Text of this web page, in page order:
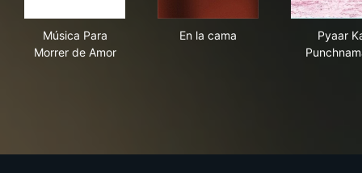
Música Para
Morrer de Amor
En la cama
Pyaar